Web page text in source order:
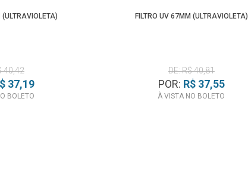
(ULTRAVIOLETA)
40,42
37,19
BOLETO
FILTRO UV 67MM (ULTRAVIOLETA)
DE: R$ 40,81
POR: R$ 37,55
À VISTA NO BOLETO